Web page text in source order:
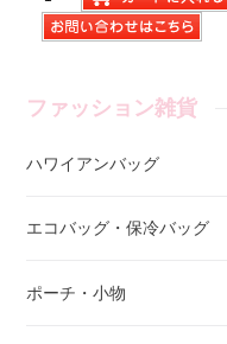
ファッション雑貨
ハワイアンバッグ
エコバッグ・保冷バッグ
ポーチ・小物